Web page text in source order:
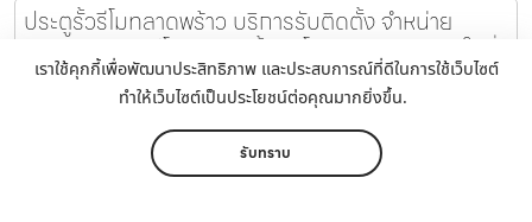
เราใช้คุกกี้เพื่อพัฒนาประสิทธิภาพ และประสบการณ์ที่ดีในการใช้เว็บไซต์
ทำให้เว็บไซต์เป็นประโยชน์ต่อคุณมากยิ่งขึ้น.
รับทราบ
ประตูรั้วรีโมทลาดพร้าว บริการรับติดตั้ง จำหน่าย
ซ่อมแซมประตูรีโมท ประตูรั้วอัตโนมัติ แบบครบจบในที่
เดียว
ประตูรั้วรีโมทลาดพร้าว บริการรับติดตั้ง จำหน่าย ซ่อมแซมประตูรีโมท
ประตูรั้วอัตโนมัติ ที่พร้อมให้บริการแบบครบจบในที่เดียว